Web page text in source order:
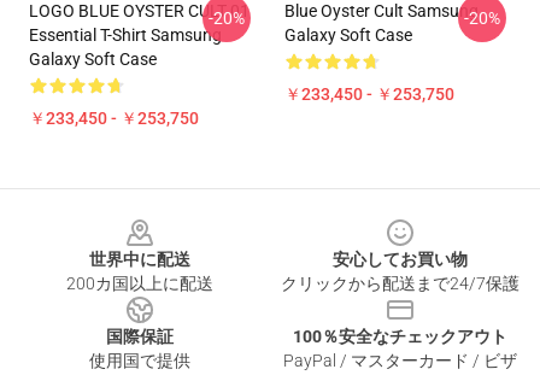
LOGO BLUE OYSTER CULT 01
Essential T-Shirt Samsung
Galaxy Soft Case
￥233,450 - ￥253,750
-20%
Blue Oyster Cult Samsung
Galaxy Soft Case
￥233,450 - ￥253,750
-20%
世界中に配送
200カ国以上に配送
安心してお買い物
クリックから配送まで24/7保護
国際保証
使用国で提供
100％安全なチェックアウト
PayPal / マスターカード / ビザ